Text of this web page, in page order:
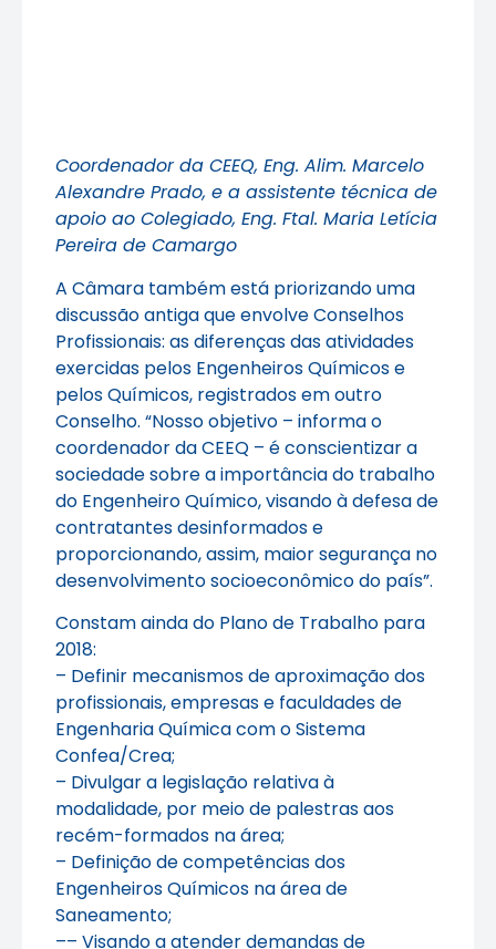
Coordenador da CEEQ, Eng. Alim. Marcelo
Alexandre Prado, e a assistente técnica de
apoio ao Colegiado, Eng. Ftal. Maria Letícia
Pereira de Camargo
A Câmara também está priorizando uma
discussão antiga que envolve Conselhos
Profissionais: as diferenças das atividades
exercidas pelos Engenheiros Químicos e
pelos Químicos, registrados em outro
Conselho. “Nosso objetivo – informa o
coordenador da CEEQ – é conscientizar a
sociedade sobre a importância do trabalho
do Engenheiro Químico, visando à defesa de
contratantes desinformados e
proporcionando, assim, maior segurança no
desenvolvimento socioeconômico do país”.
Constam ainda do Plano de Trabalho para
2018:
– Definir mecanismos de aproximação dos
profissionais, empresas e faculdades de
Engenharia Química com o Sistema
Confea/Crea;
– Divulgar a legislação relativa à
modalidade, por meio de palestras aos
recém-formados na área;
– Definição de competências dos
Engenheiros Químicos na área de
Saneamento;
–– Visando a atender demandas de